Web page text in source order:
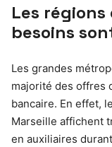
Les
besoins
Les grandes
majorité des offres
bancaire. En effet,
Marseille affichent
en auxiliaires